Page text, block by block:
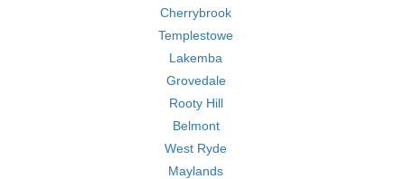
Cherrybrook
Templestowe
Lakemba
Grovedale
Rooty Hill
Belmont
West Ryde
Maylands